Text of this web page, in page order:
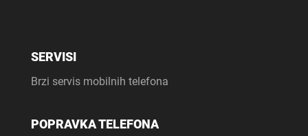
SERVISI
Brzi servis mobilnih telefona
POPRAVKA TELEFONA